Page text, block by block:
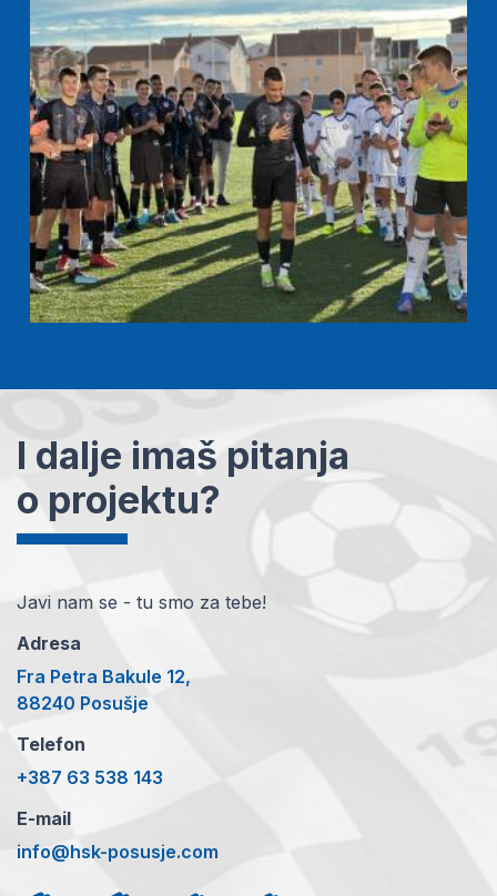
I dalje imaš pitanja
o projektu?
Javi nam se - tu smo za tebe!
Adresa
Fra Petra Bakule 12,
88240 Posušje
Telefon
+387 63 538 143
E-mail
info@hsk-posusje.com